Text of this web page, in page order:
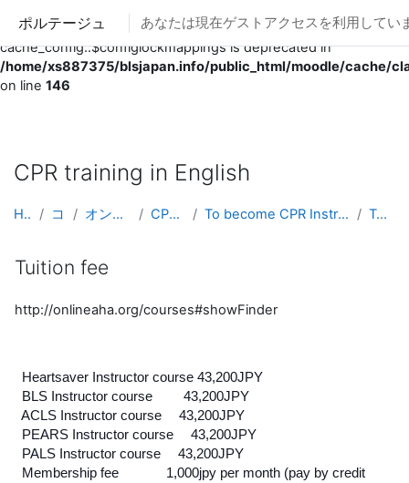
Deprecated: Creation of dynamic property
cache_config::$configlockmappings is deprecated in
/home/xs887375/blsjapan.info/public_html/moodle/cache/
on line 146
ポルテージュ あなたは現在ゲストアクセスを利用してい
CPR training in English
Home コース オンラインラボ棟 CPRinEnglish To become CPR Instructor (Heartsaver Instructor) Tuition fee
Tuition fee
http://onlineaha.org/courses#showFinder
Heartsaver Instructor course 43,200JPY
BLS Instructor course 43,200JPY
ACLS Instructor course 43,200JPY
PEARS Instructor course 43,200JPY
PALS Instructor course 43,200JPY
Membership fee 1,000jpy per month (pay by credit